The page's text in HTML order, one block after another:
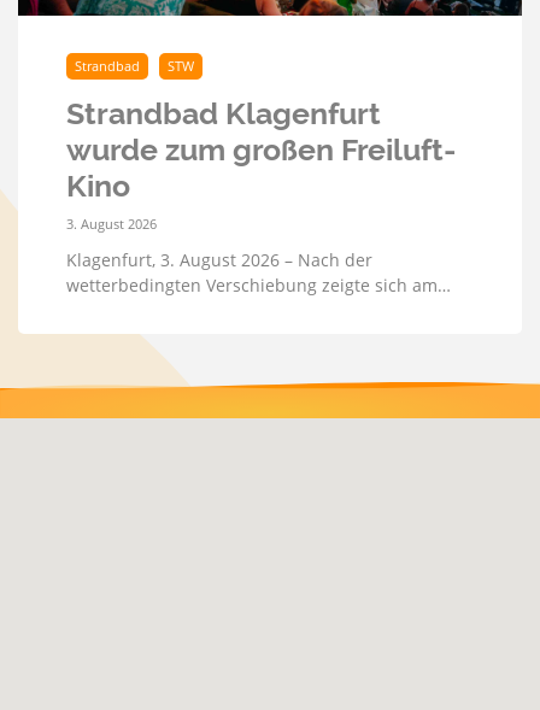
Strandbad STW
Strandbad Klagenfurt
wurde zum großen Freiluft-
Kino
3. August 2026
Klagenfurt, 3. August 2026 – Nach der
wetterbedingten Verschiebung zeigte sich am…